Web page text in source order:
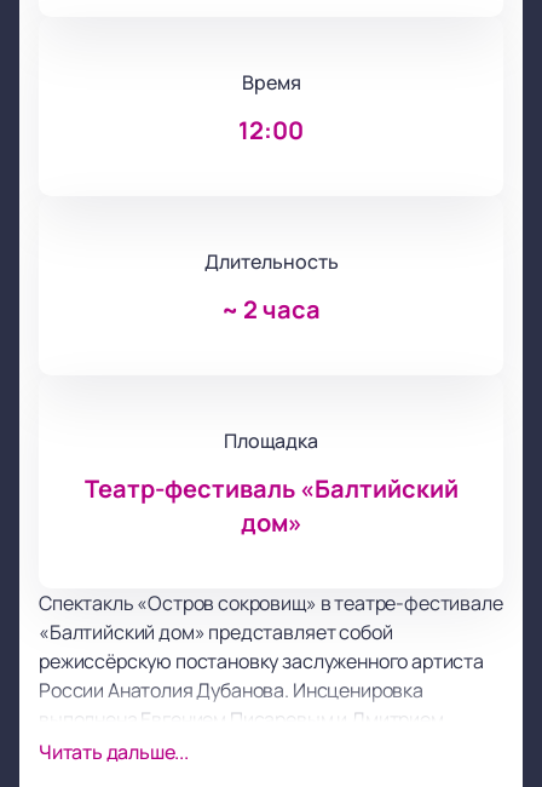
Время
12:00
Длительность
~ 2 часа
Площадка
Театр-фестиваль «Балтийский
дом»
Спектакль «Остров сокровищ» в театре-фестивале
«Балтийский дом» представляет собой
режиссёрскую постановку заслуженного артиста
России Анатолия Дубанова. Инсценировка
выполнена Евгением Писаревым и Дмитрием
Филимоновым на основе одноимённого романа
Читать дальше...